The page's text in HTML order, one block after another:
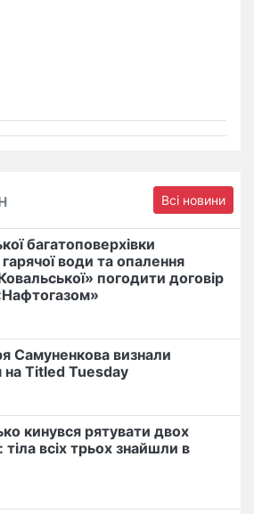
Всі новини
багатоповерхівки
води та опалення
погодити договір
Самуненкова визнали
на Titled Tuesday
кинувся рятувати двох
тіла всіх трьох знайшли в